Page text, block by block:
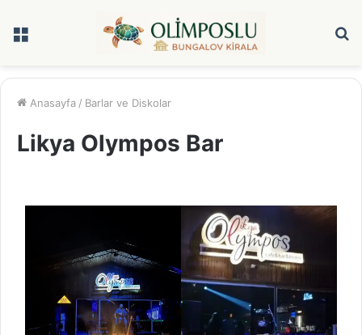
Menü
...
Anasayfa / Barlar ve Diskolar
Likya Olympos Bar